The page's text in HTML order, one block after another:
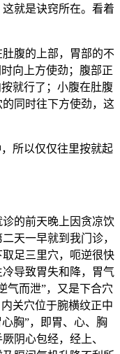
就是诀窍所在。看着
腹的上部，胃部的不
向上方使劲；腹部正
就行了；小腹在肚腹
同时往下方使劲，这
所以仅仅往里按就起
的前天晚上因贪凉饮
天一早就到我门诊，
取足三里穴，呃逆很快
导致胃失和降，胃气
气而泄”，又是下合穴
关穴位于腕横纹正中
胸”，即胃、心、胸
阴心包经，经上、